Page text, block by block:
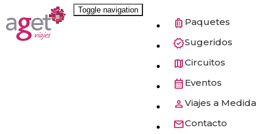
Toggle navigation
Paquetes
Sugeridos
Circuitos
Eventos
Viajes a Medida
Contacto